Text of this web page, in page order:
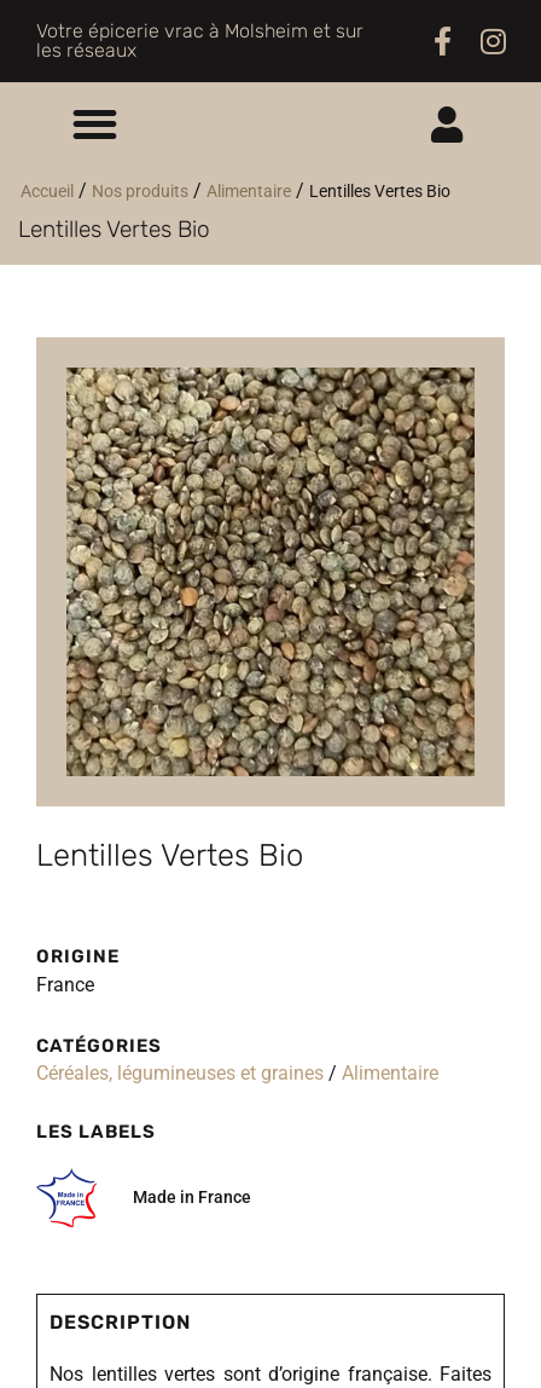
Votre épicerie vrac à Molsheim et sur
les réseaux
ME CONNECTER
Accueil / Nos produits / Alimentaire / Lentilles Vertes Bio
Lentilles Vertes Bio
Lentilles Vertes Bio
ORIGINE
France
CATÉGORIES
Céréales, légumineuses et graines / Alimentaire
LES LABELS
Made in France
DESCRIPTION
Nos lentilles vertes sont d’origine française. Faites